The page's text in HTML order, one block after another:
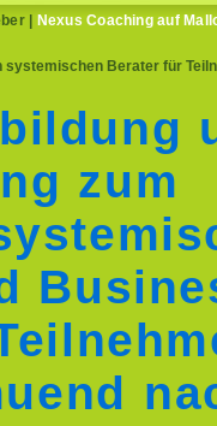
| Nexus Coaching auf
Berater für
zum